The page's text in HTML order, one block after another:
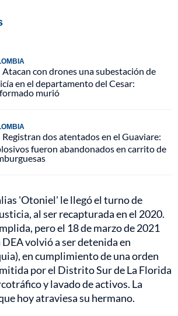
Atacan con drones una subestación de
en el departamento del Cesar:
murió
Registran dos atentados en el Guaviare:
fueron abandonados en carrito de
'Otoniel' le llegó el turno de
al ser recapturada en el 2020.
pero el 18 de marzo de 2021
DEA volvió a ser detenida en
en cumplimiento de una orden
por el Distrito Sur de La Florida
y lavado de activos. La
hoy atraviesa su hermano.